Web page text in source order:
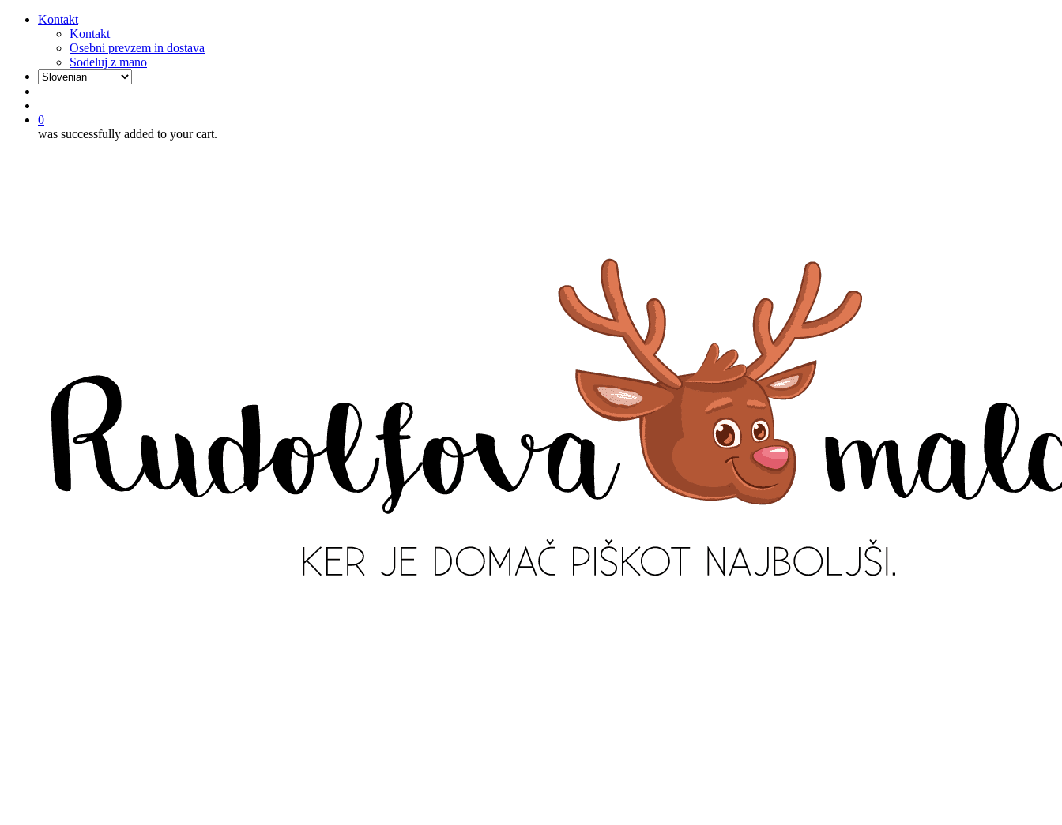
Kontakt
Kontakt
Osebni prevzem in dostava
Sodeluj z mano
0
was successfully added to your cart.